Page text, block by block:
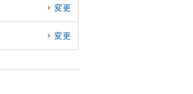
変更
変更